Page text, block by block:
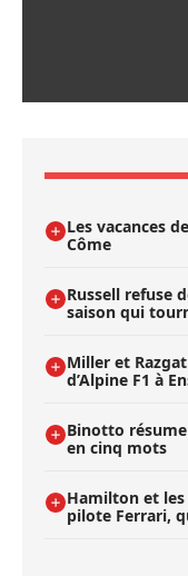
Les vacances
Côme
Russell refuse
saison qui
Miller et
d’Alpine F1 à
Binotto résume
en cinq mots
Hamilton et
pilote Ferrari,